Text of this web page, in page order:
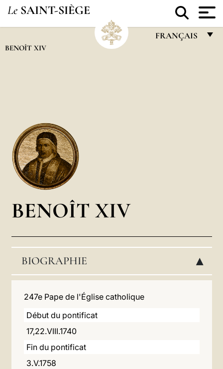
Le SAINT-SIÈGE
FRANÇAIS
BENOÎT XIV
BENOÎT XIV
BIOGRAPHIE ▸
247e Pape de l'Église catholique
Début du pontificat
17,22.VIII.1740
Fin du pontificat
3.V.1758